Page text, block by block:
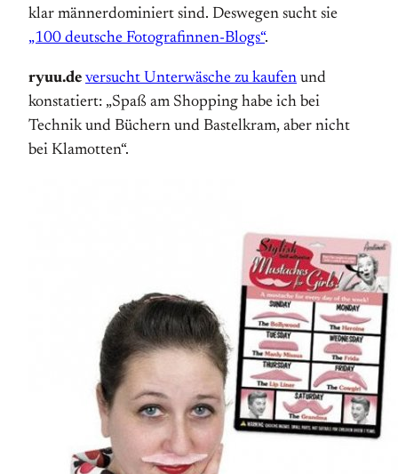
klar männerdominiert sind. Deswegen sucht sie
„100 deutsche Fotografinnen-Blogs“.
ryuu.de versucht Unterwäsche zu kaufen und
konstatiert: „Spaß am Shopping habe ich bei
Technik und Büchern und Bastelkram, aber nicht
bei Klamotten“.